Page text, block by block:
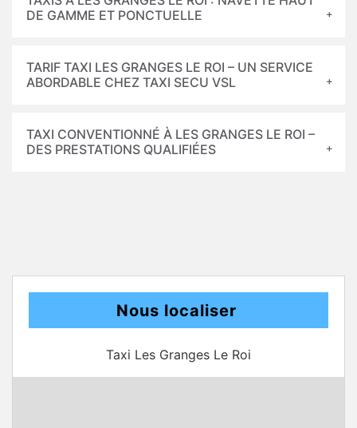
DE GAMME ET PONCTUELLE
TARIF TAXI LES GRANGES LE ROI – UN SERVICE
ABORDABLE CHEZ TAXI SECU VSL
TAXI CONVENTIONNÉ À LES GRANGES LE ROI –
DES PRESTATIONS QUALIFIÉES
Nous localiser
Taxi Les Granges Le Roi